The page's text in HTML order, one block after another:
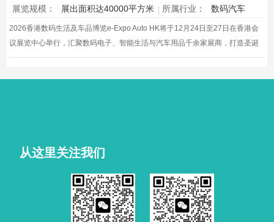
展览规模：
展出面积达40000平方米 所属行业： 数码汽车
2026香港数码生活及车品博览e-Expo Auto HK将于12月24日至27日在香港会
议展览中心举行，汇聚数码电子、智能生活与汽车用品千余家展商，打造圣诞
黄金档科技车品一站式采购盛会，欢迎观众与买家到场体验交流，共赴年度科
从这里关注我们